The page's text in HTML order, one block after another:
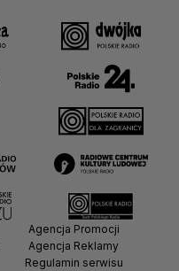
Agencja Promocji
Agencja Reklamy
Regulamin serwisu